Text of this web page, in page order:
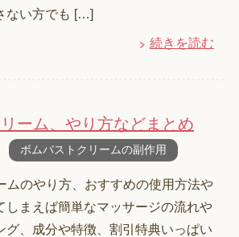
ない方でも […]
続きを読む
ーム、やり方などまとめ
ボムバストクリームの副作用
ムのやり方、おすすめの使用方法や
しまえば簡単なマッサージの流れや
グ、成分や特徴、割引特典いっぱい